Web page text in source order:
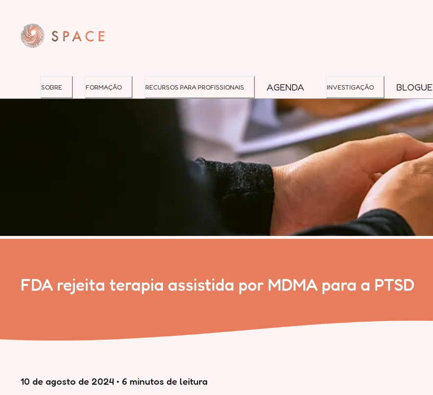
SOBRE FORMAÇÃO RECURSOS PARA PROFISSIONAIS AGENDA INVESTIGAÇÃO BLOGUE
FDA rejeita terapia assistida por MDMA para a PTSD
10 de agosto de 2024 • 6 minutos de leitura